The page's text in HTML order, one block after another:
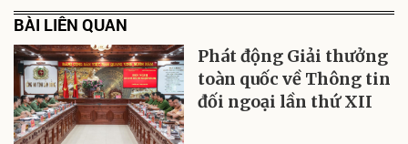
BÀI LIÊN QUAN
Phát động Giải thưởng
toàn quốc về Thông tin
đối ngoại lần thứ XII